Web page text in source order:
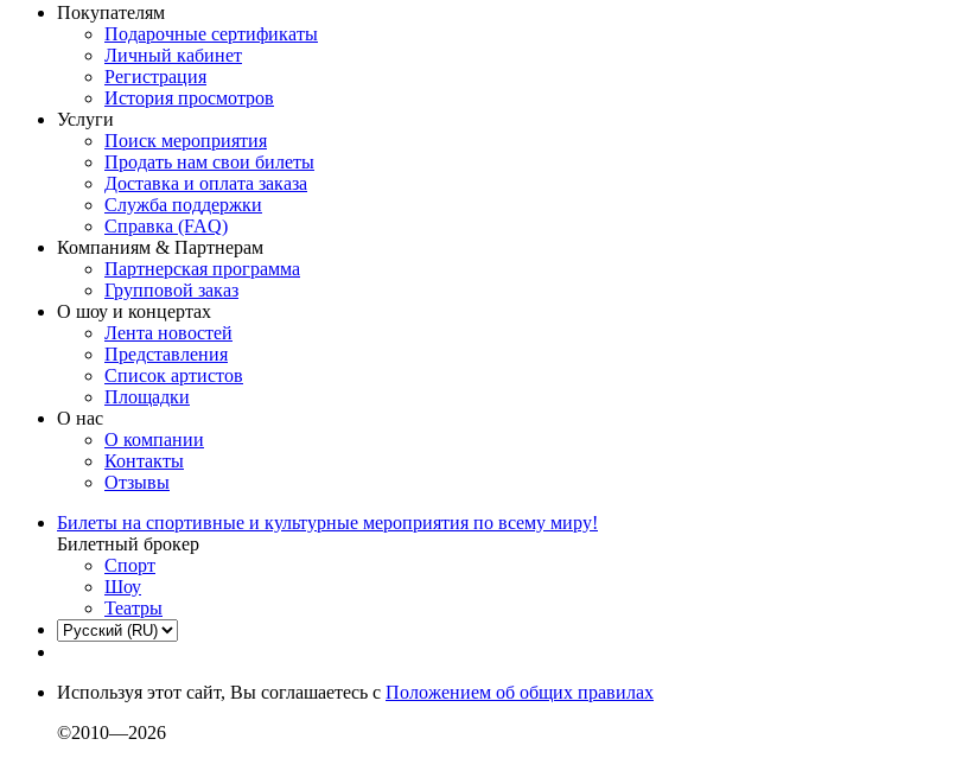
Покупателям
Подарочные сертификаты
Личный кабинет
Регистрация
История просмотров
Услуги
Поиск мероприятия
Продать нам свои билеты
Доставка и оплата заказа
Служба поддержки
Справка (FAQ)
Компаниям & Партнерам
Партнерская программа
Групповой заказ
О шоу и концертах
Лента новостей
Представления
Список артистов
Площадки
О нас
О компании
Контакты
Отзывы
Билеты на спортивные и культурные мероприятия по всему миру!
Билетный брокер
Спорт
Шоу
Театры
Используя этот сайт, Вы соглашаетесь с Положением об общих правилах
©2010—2026